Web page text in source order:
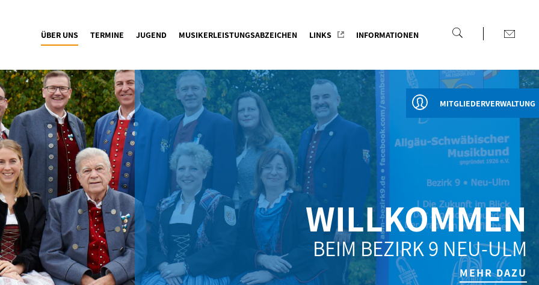
ÜBER UNS TERMINE JUGEND MUSIKERLEISTUNGSABZEICHEN LINKS INFORMATIONEN
WILLKOMMEN
BEIM BEZIRK 9 NEU-ULM
MEHR DAZU
MITGLIEDERVERWALTUNG